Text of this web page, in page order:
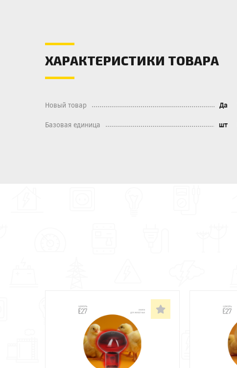
ХАРАКТЕРИСТИКИ ТОВАРА
Новый товар Да
Базовая единица шт